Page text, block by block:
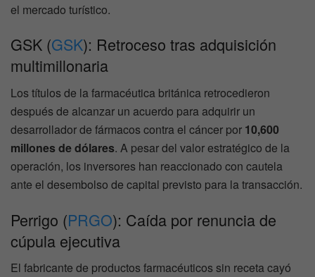
el mercado turístico.
GSK (GSK): Retroceso tras adquisición
multimillonaria
Los títulos de la farmacéutica británica retrocedieron
después de alcanzar un acuerdo para adquirir un
desarrollador de fármacos contra el cáncer por 10,600
millones de dólares. A pesar del valor estratégico de la
operación, los inversores han reaccionado con cautela
ante el desembolso de capital previsto para la transacción.
Perrigo (PRGO): Caída por renuncia de
cúpula ejecutiva
El fabricante de productos farmacéuticos sin receta cayó